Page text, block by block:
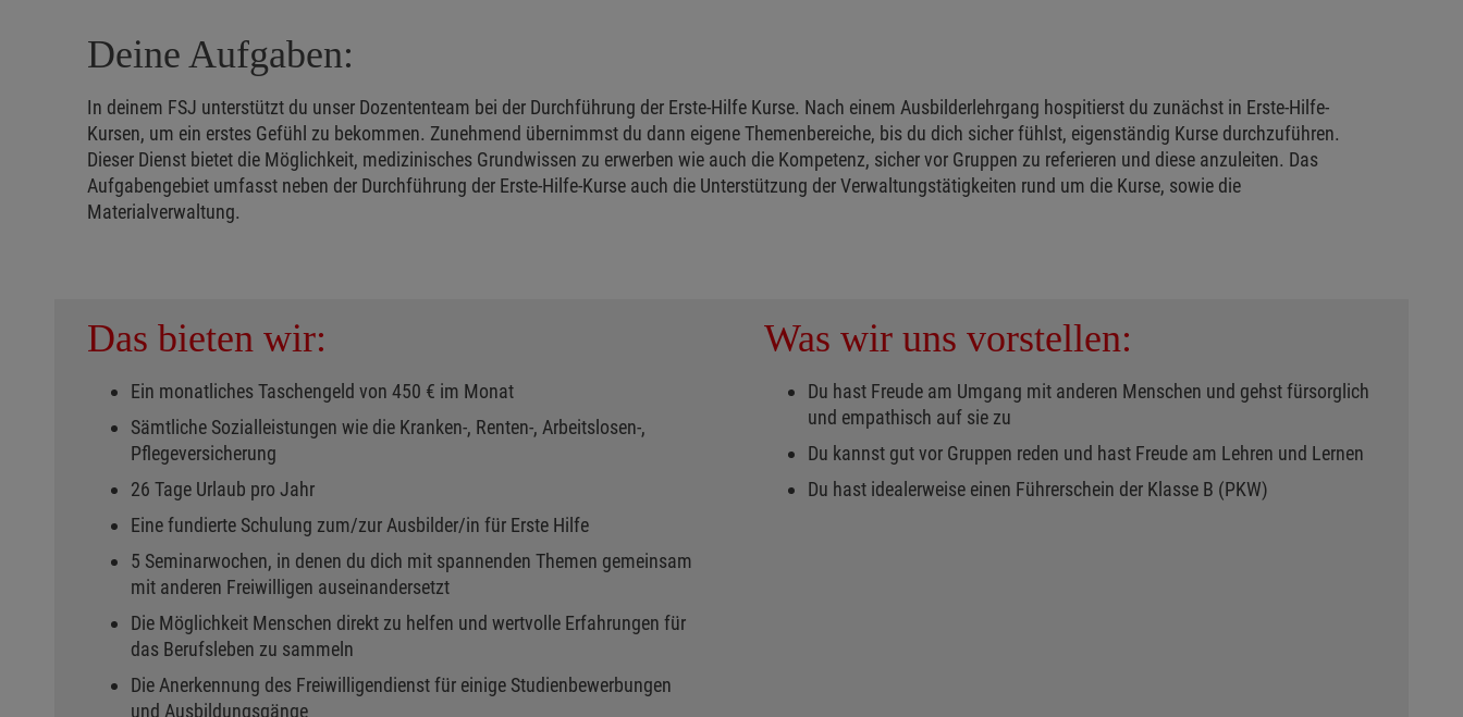
Deine Aufgaben:
In deinem FSJ unterstützt du unser Dozententeam bei der Durchführung der Erste-Hilfe Kurse. Nach einem Ausbilderlehrgang hospitierst du zunächst in Erste-Hilfe-
Kursen, um ein erstes Gefühl zu bekommen. Zunehmend übernimmst du dann eigene Themenbereiche, bis du dich sicher fühlst, eigenständig Kurse durchzuführen.
Dieser Dienst bietet die Möglichkeit, medizinisches Grundwissen zu erwerben wie auch die Kompetenz, sicher vor Gruppen zu referieren und diese anzuleiten. Das
Aufgabengebiet umfasst neben der Durchführung der Erste-Hilfe-Kurse auch die Unterstützung der Verwaltungstätigkeiten rund um die Kurse, sowie die
Materialverwaltung.
Das bieten wir:
Ein monatliches Taschengeld von 450 € im Monat
Sämtliche Sozialleistungen wie die Kranken-, Renten-, Arbeitslosen-,
Pflegeversicherung
26 Tage Urlaub pro Jahr
Eine fundierte Schulung zum/zur Ausbilder/in für Erste Hilfe
5 Seminarwochen, in denen du dich mit spannenden Themen gemeinsam
mit anderen Freiwilligen auseinandersetzt
Die Möglichkeit Menschen direkt zu helfen und wertvolle Erfahrungen für
das Berufsleben zu sammeln
Die Anerkennung des Freiwilligendienst für einige Studienbewerbungen
und Ausbildungsgänge
Was wir uns vorstellen:
Du hast Freude am Umgang mit anderen Menschen und gehst fürsorglich
und empathisch auf sie zu
Du kannst gut vor Gruppen reden und hast Freude am Lehren und Lernen
Du hast idealerweise einen Führerschein der Klasse B (PKW)